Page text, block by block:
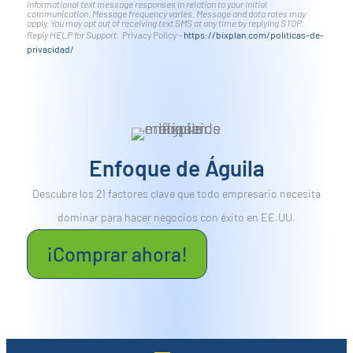
Enfoque de Águila
Descubre los 21 factores clave que todo empresario necesita
dominar para hacer negocios con éxito en EE.UU.
¡Comprar ahora!
informational text message responses in relation to your initial
communication. Message frequency varies. Message and data rates may
apply. You may opt out of receiving text SMS at any time by replying STOP.
Reply HELP for Support. Privacy Policy – https://bixplan.com/politicas-de-
privacidad/